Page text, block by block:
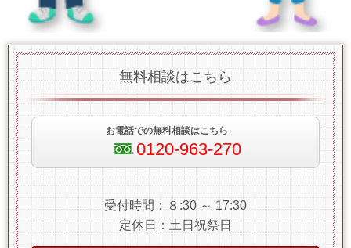
無料相談はこちら
お電話での無料相談はこちら
0120-963-270
受付時間：８:30 ～ 17:30
定休日：土日祝祭日